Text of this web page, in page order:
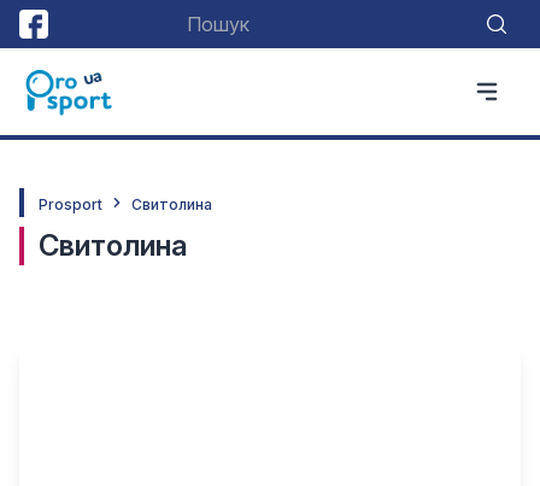
Prosport Свитолина
Свитолина